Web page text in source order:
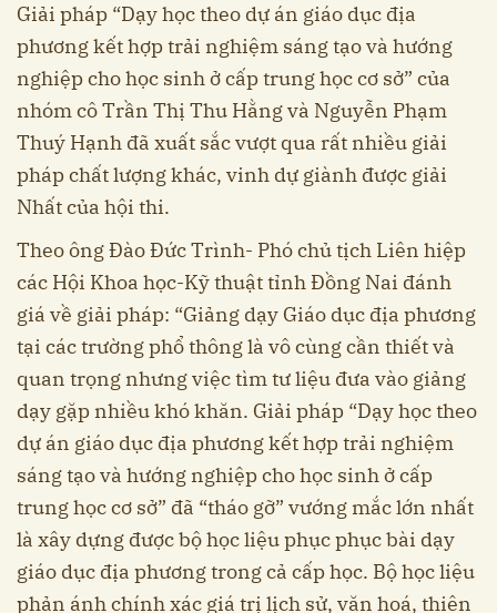
Giải pháp “Dạy học theo dự án giáo dục địa
phương kết hợp trải nghiệm sáng tạo và hướng
nghiệp cho học sinh ở cấp trung học cơ sở” của
nhóm cô Trần Thị Thu Hằng và Nguyễn Phạm
Thuý Hạnh đã xuất sắc vượt qua rất nhiều giải
pháp chất lượng khác, vinh dự giành được giải
Nhất của hội thi.
Theo ông Đào Đức Trình- Phó chủ tịch Liên hiệp
các Hội Khoa học-Kỹ thuật tỉnh Đồng Nai đánh
giá về giải pháp: “Giảng dạy Giáo dục địa phương
tại các trường phổ thông là vô cùng cần thiết và
quan trọng nhưng việc tìm tư liệu đưa vào giảng
dạy gặp nhiều khó khăn. Giải pháp “Dạy học theo
dự án giáo dục địa phương kết hợp trải nghiệm
sáng tạo và hướng nghiệp cho học sinh ở cấp
trung học cơ sở” đã “tháo gỡ” vướng mắc lớn nhất
là xây dựng được bộ học liệu phục phục bài dạy
giáo dục địa phương trong cả cấp học. Bộ học liệu
phản ánh chính xác giá trị lịch sử, văn hoá, thiên